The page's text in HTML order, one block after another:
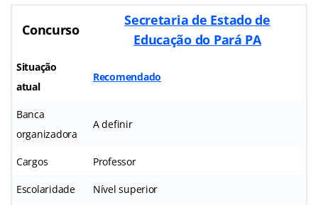
Concurso
Secretaria de Estado de
Educação do Pará PA
Situação
atual
Recomendado
Banca
organizadora
A definir
Cargos Professor
Escolaridade Nível superior